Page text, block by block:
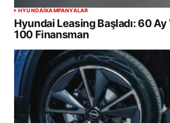
HYUNDAIKAMPANYALAR
Hyundai Leasing Başladı: 60
100 Finansman